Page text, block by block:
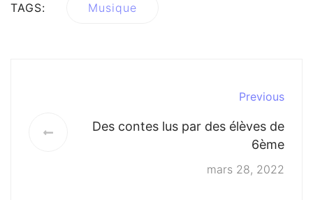
TAGS: Musique
Previous
Des contes lus par des élèves de
6ème
mars 28, 2022